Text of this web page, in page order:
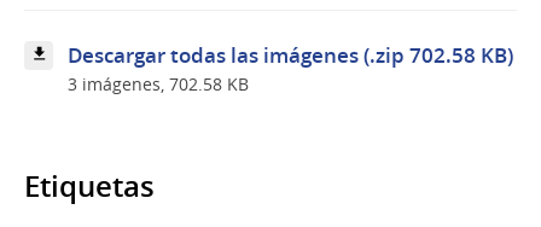
Descargar todas las imágenes (.zip 702.58 KB)
3 imágenes, 702.58 KB
Etiquetas